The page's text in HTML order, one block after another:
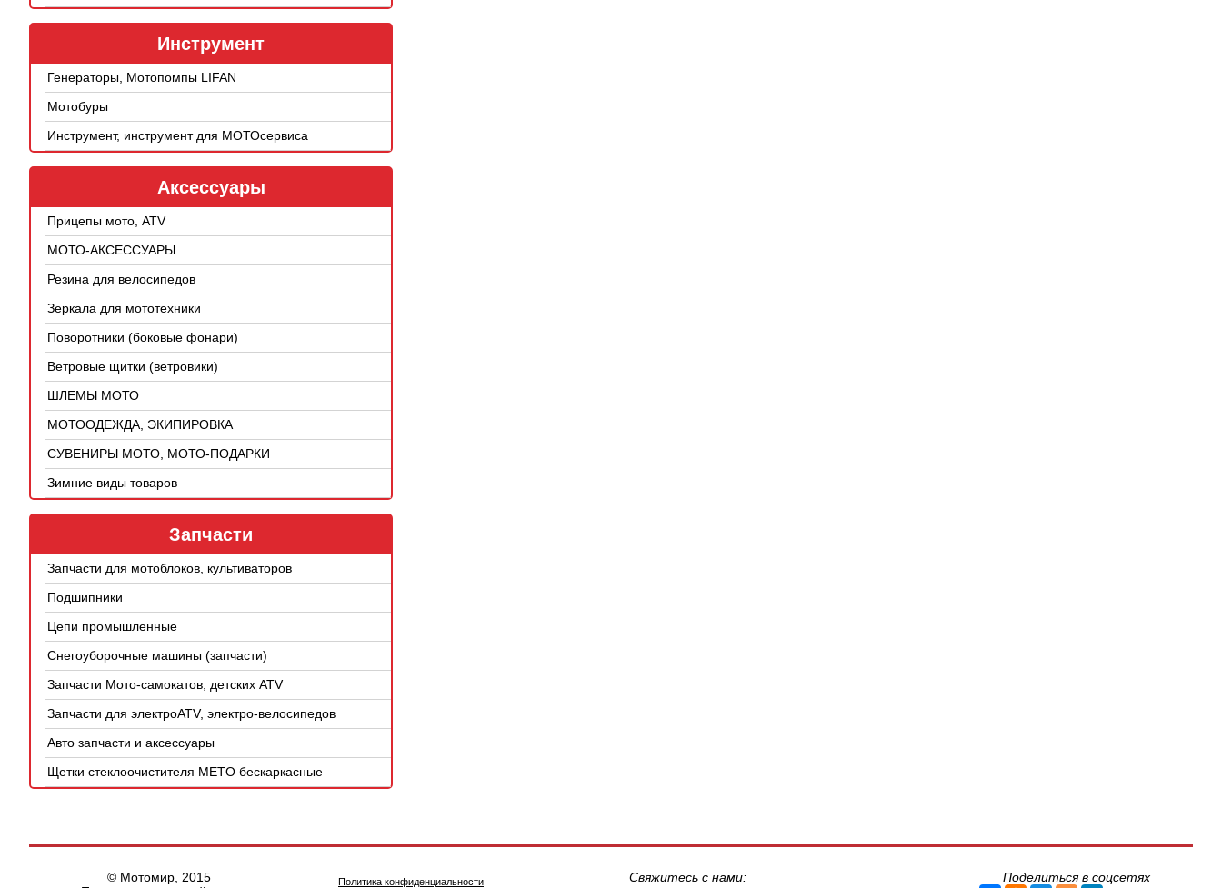
Инструмент
Генераторы, Мотопомпы LIFAN
Мотобуры
Инструмент, инструмент для МОТОсервиса
Аксессуары
Прицепы мото, ATV
МОТО-АКСЕССУАРЫ
Резина для велосипедов
Зеркала для мототехники
Поворотники (боковые фонари)
Ветровые щитки (ветровики)
ШЛЕМЫ МОТО
МОТООДЕЖДА, ЭКИПИРОВКА
СУВЕНИРЫ МОТО, МОТО-ПОДАРКИ
Зимние виды товаров
Запчасти
Запчасти для мотоблоков, культиваторов
Подшипники
Цепи промышленные
Снегоуборочные машины (запчасти)
Запчасти Мото-самокатов, детских ATV
Запчасти для электроATV, электро-велосипедов
Авто запчасти и аксессуары
Щетки стеклоочистителя METO бескаркасные
© Мотомир, 2015
Политика конфиденциальности Свяжитесь с нами: Поделиться в соцсетях